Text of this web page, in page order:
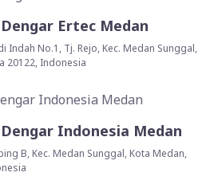
Ertec Medan
Indah No.1, Tj. Rejo, Kec. Medan Sunggal,
20122, Indonesia
Indonesia Medan
B, Kec. Medan Sunggal, Kota Medan,